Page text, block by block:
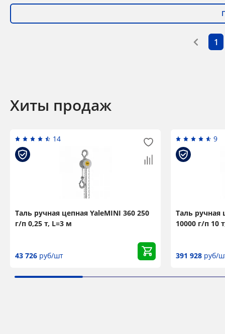
1
Хиты продаж
14
Таль ручная цепная YaleMINI 360 250
г/п 0,25 т, L=3 м
43 726 руб/шт
9
Таль ручная
10000 г/п 10
391 928 руб/